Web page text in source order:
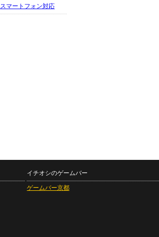
スマートフォン対応
イチオシのゲームバー
ゲームバー京都